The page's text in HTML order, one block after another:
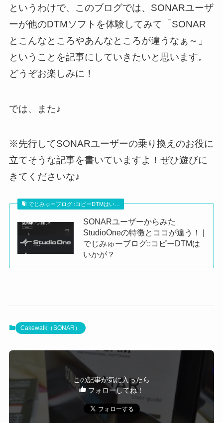
というわけで、このブログでは、SONARユーザ
ーが他のDTMソフトを体験してみて「SONAR
とこんなところやあんなところが違うなぁ～」
ということを記事にしていきたいと思います。
どうぞお楽しみに！
では、また♪
※先行してSONARユーザーの乗り換えのお役に
立てそうな記事を書いていますよ！ぜひ遊びに
きてくださいな♪
でじみゅーブログ::コピーDTMはい…
SONARユーザーからみた
StudioOneの特徴とココが違う！ |
でじみゅーブログ::コピーDTMは
いかが？
Cakewalk（SONAR）
この記事が気に入ったら
フォローしてね！